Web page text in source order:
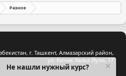
Разное
г. Ташкент, Алмазарский район,
ул. Кичик Халка Йули, 17
Не нашли нужный курс?